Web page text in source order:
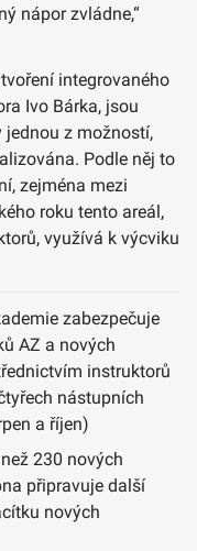
nápor zvládne,“
integrovaného
Ivo Bárka, jsou
jednou z možností,
Podle něj to
zejména mezi
roku tento areál,
využívá k výcviku
zabezpečuje
AZ a nových
instruktorů
nástupních
a říjen)
230 nových
připravuje další
nových